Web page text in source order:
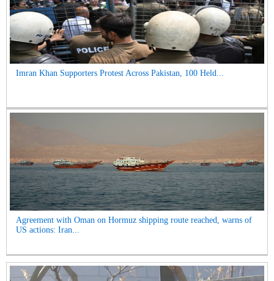
Imran Khan Supporters Protest Across Pakistan, 100 Held...
Agreement with Oman on Hormuz shipping route reached, warns of
US actions: Iran...